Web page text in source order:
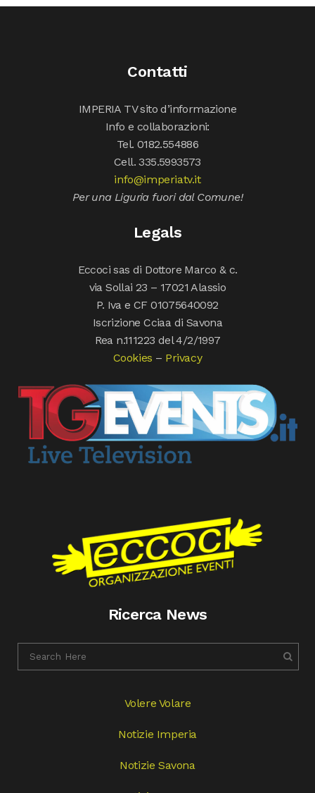
Contatti
IMPERIA TV sito d’informazione
Info e collaborazioni:
Tel. 0182.554886
Cell. 335.5993573
info@imperiatv.it
Per una Liguria fuori dal Comune!
Legals
Eccoci sas di Dottore Marco & c.
via Sollai 23 – 17021 Alassio
P. Iva e CF 01075640092
Iscrizione Cciaa di Savona
Rea n.111223 del 4/2/1997
Cookies – Privacy
Ricerca News
Volere Volare
Notizie Imperia
Notizie Savona